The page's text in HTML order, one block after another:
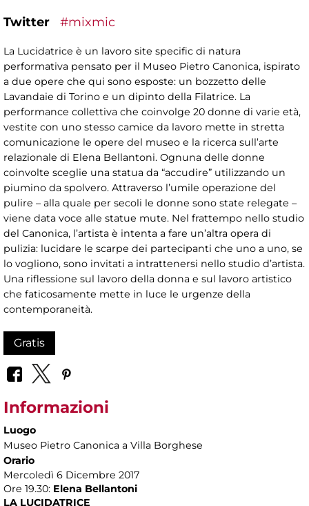
Twitter #mixmic
La Lucidatrice è un lavoro site specific di natura
performativa pensato per il Museo Pietro Canonica, ispirato
a due opere che qui sono esposte: un bozzetto delle
Lavandaie di Torino e un dipinto della Filatrice. La
performance collettiva che coinvolge 20 donne di varie età,
vestite con uno stesso camice da lavoro mette in stretta
comunicazione le opere del museo e la ricerca sull’arte
relazionale di Elena Bellantoni. Ognuna delle donne
coinvolte sceglie una statua da “accudire” utilizzando un
piumino da spolvero. Attraverso l’umile operazione del
pulire – alla quale per secoli le donne sono state relegate –
viene data voce alle statue mute. Nel frattempo nello studio
del Canonica, l’artista è intenta a fare un’altra opera di
pulizia: lucidare le scarpe dei partecipanti che uno a uno, se
lo vogliono, sono invitati a intrattenersi nello studio d’artista.
Una riflessione sul lavoro della donna e sul lavoro artistico
che faticosamente mette in luce le urgenze della
contemporaneità.
Gratis
Informazioni
Luogo
Museo Pietro Canonica a Villa Borghese
Orario
Mercoledì 6 Dicembre 2017
Ore 19.30: Elena Bellantoni
LA LUCIDATRICE